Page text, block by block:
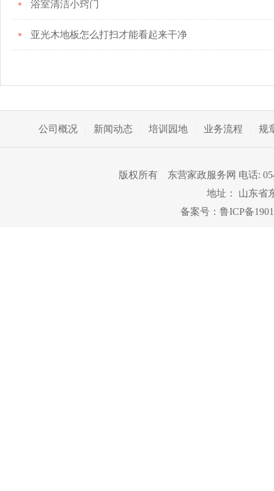
浴室清洁小窍门
亚光木地板怎么打扫才能看起来干净
公司概况 新闻动态 培训园地 业务流程 规
版权所有 东营家政服务网 电话:
地址： 山东省
备案号： 鲁ICP备